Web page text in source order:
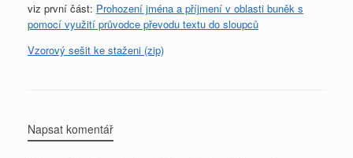
viz první část: Prohození jména a příjmení v oblasti buněk s
pomocí využití průvodce převodu textu do sloupců
Vzorový sešit ke staženi (zip)
Napsat komentář